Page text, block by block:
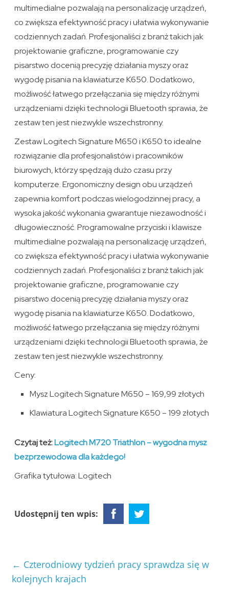
multimedialne pozwalają na personalizację urządzeń,
co zwiększa efektywność pracy i ułatwia wykonywanie
codziennych zadań. Profesjonaliści z branż takich jak
projektowanie graficzne, programowanie czy
pisarstwo docenią precyzję działania myszy oraz
wygodę pisania na klawiaturze K650. Dodatkowo,
możliwość łatwego przełączania się między różnymi
urządzeniami dzięki technologii Bluetooth sprawia, że
zestaw ten jest niezwykle wszechstronny.
Zestaw Logitech Signature M650 i K650 to idealne
rozwiązanie dla profesjonalistów i pracowników
biurowych, którzy spędzają dużo czasu przy
komputerze. Ergonomiczny design obu urządzeń
zapewnia komfort podczas wielogodzinnej pracy, a
wysoka jakość wykonania gwarantuje niezawodność i
długowieczność. Programowalne przyciski i klawisze
multimedialne pozwalają na personalizację urządzeń,
co zwiększa efektywność pracy i ułatwia wykonywanie
codziennych zadań. Profesjonaliści z branż takich jak
projektowanie graficzne, programowanie czy
pisarstwo docenią precyzję działania myszy oraz
wygodę pisania na klawiaturze K650. Dodatkowo,
możliwość łatwego przełączania się między różnymi
urządzeniami dzięki technologii Bluetooth sprawia, że
zestaw ten jest niezwykle wszechstronny.
Ceny:
Mysz Logitech Signature M650 – 169,99 złotych
Klawiatura Logitech Signature K650 – 199 złotych
Czytaj też:Logitech M720 Triathlon – wygodna mysz
bezprzewodowa dla każdego!
Grafika tytułowa: Logitech
Udostępnij ten wpis:
← Czterodniowy tydzień pracy sprawdza się w
kolejnych krajach